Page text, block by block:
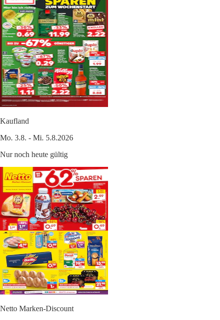
Kaufland
Mo. 3.8. - Mi. 5.8.2026
Nur noch heute gültig
Netto Marken-Discount